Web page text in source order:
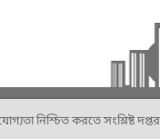
নিশ্চিত করতে সংশ্লিষ্ট দপ্তর